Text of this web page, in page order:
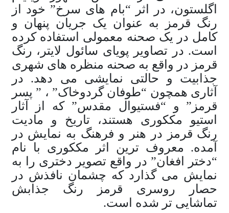
اگلستون، در اثر “بام های سرخ” خود از
رنگ قرمز به عنوان یک جریان پنهان و
کامل در یک صحنه معمولی استفاده کرده
است. در تصاویر پویای سائول لایتر، رنگ
قرمز در واقع به صحنه منظره های شهری
جذابیت و حالتی نمایشی می دهد. در
آثاری همچون “طوفان گردوخاک” ، ” پسر
قرمز” و “فستیوال مقدس” که از آثار
استیو مککوری هستند، تاریخ و مادیت
رنگ قرمز در هنر و فرهنگ به نمایش در
آمده. معروف ترین اثر مککوری با نام
“دختر افغان” در واقع تصویر دختری را به
نمایش می گذارد که چشمان نافذش در
حصار روسری قرمز رنگ جذابش
تماشایی تر شده است.